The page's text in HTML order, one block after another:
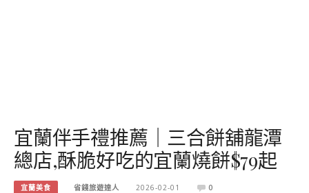
宜蘭伴手禮推薦｜三合餅舖龍潭
總店,酥脆好吃的宜蘭燒餅$79起
宜蘭美食 省錢旅遊達人 2026-02-01 0